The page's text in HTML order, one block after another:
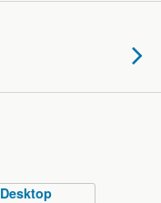
Desktop